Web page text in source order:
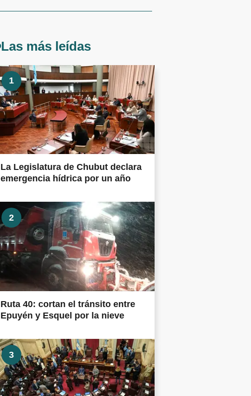
Las más leídas
1
La Legislatura de Chubut declara
emergencia hídrica por un año
2
Ruta 40: cortan el tránsito entre
Epuyén y Esquel por la nieve
3